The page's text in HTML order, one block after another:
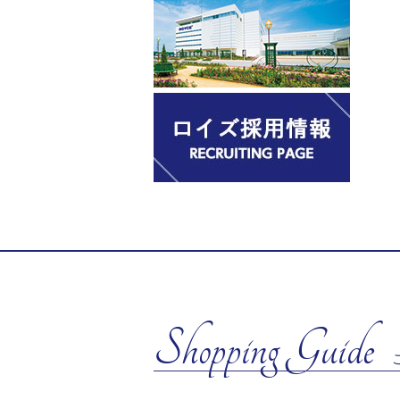
Shopping Guide